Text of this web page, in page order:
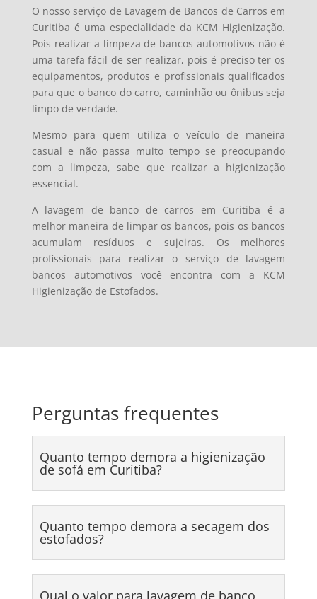
O nosso serviço de Lavagem de Bancos de Carros em
Curitiba é uma especialidade da KCM Higienização.
Pois realizar a limpeza de bancos automotivos não é
uma tarefa fácil de ser realizar, pois é preciso ter os
equipamentos, produtos e profissionais qualificados
para que o banco do carro, caminhão ou ônibus seja
limpo de verdade.
Mesmo para quem utiliza o veículo de maneira
casual e não passa muito tempo se preocupando
com a limpeza, sabe que realizar a higienização
essencial.
A lavagem de banco de carros em Curitiba é a
melhor maneira de limpar os bancos, pois os bancos
acumulam resíduos e sujeiras. Os melhores
profissionais para realizar o serviço de lavagem
bancos automotivos você encontra com a KCM
Higienização de Estofados.
Perguntas frequentes
Quanto tempo demora a higienização
de sofá em Curitiba?
Quanto tempo demora a secagem dos
estofados?
Qual o valor para lavagem de banco